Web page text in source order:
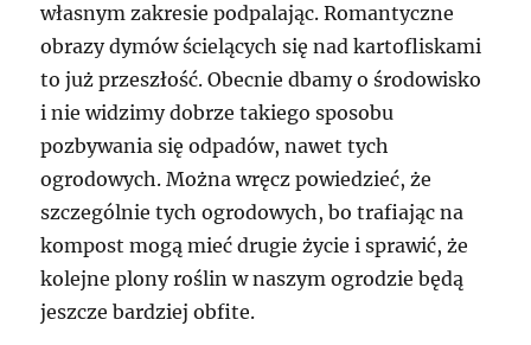
własnym zakresie podpalając. Romantyczne
obrazy dymów ścielących się nad kartofliskami
to już przeszłość. Obecnie dbamy o środowisko
i nie widzimy dobrze takiego sposobu
pozbywania się odpadów, nawet tych
ogrodowych. Można wręcz powiedzieć, że
szczególnie tych ogrodowych, bo trafiając na
kompost mogą mieć drugie życie i sprawić, że
kolejne plony roślin w naszym ogrodzie będą
jeszcze bardziej obfite.